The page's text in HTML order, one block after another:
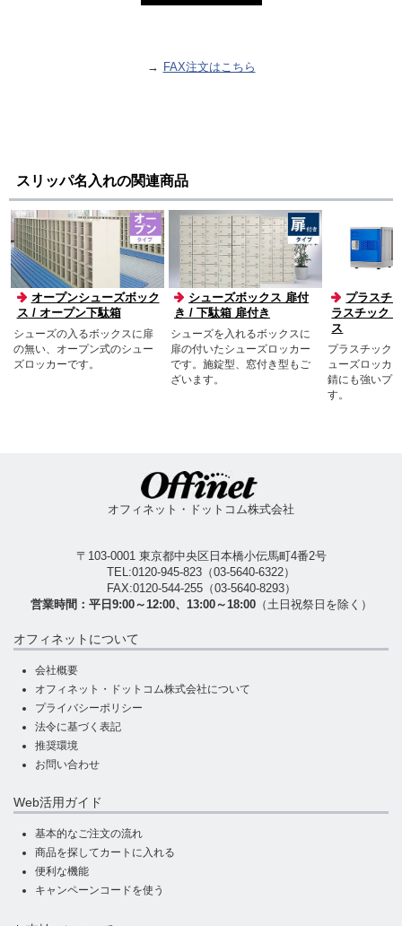
FAX注文はこちら
スリッパ名入れの関連商品
オープンシューズボック
ス / オープン下駄箱
シューズの入るボックスに扉
の無い、オープン式のシュー
ズロッカーです。
シューズボックス 扉付
き / 下駄箱 扉付き
シューズを入れるボックスに
扉の付いたシューズロッカー
です。施錠型、窓付き型もご
ざいます。
プラスチ
ラスチック
ス
プラスチック
ューズロッカ
錆にも強いプ
す。
オフィネット・ドットコム株式会社
〒103-0001 東京都中央区日本橋小伝馬町4番2号
TEL:0120-945-823 （03-5640-6322）
FAX:0120-544-255（03-5640-8293）
営業時間：平日9:00～12:00、13:00～18:00（土日祝祭日を除く）
オフィネットについて
会社概要
オフィネット・ドットコム株式会社について
プライバシーポリシー
法令に基づく表記
推奨環境
お問い合わせ
Web活用ガイド
基本的なご注文の流れ
商品を探してカートに入れる
便利な機能
キャンペーンコードを使う